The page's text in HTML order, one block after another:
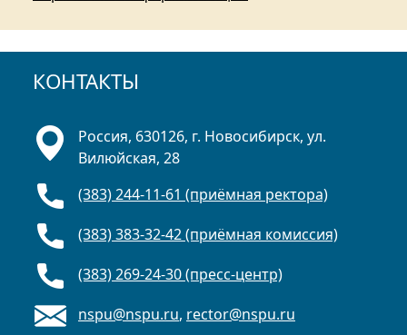
КОНТАКТЫ
Россия, 630126, г. Новосибирск, ул.
Вилюйская, 28
(383) 244-11-61 (приёмная ректора)
(383) 383-32-42 (приёмная комиссия)
(383) 269-24-30 (пресс-центр)
nspu@nspu.ru, rector@nspu.ru